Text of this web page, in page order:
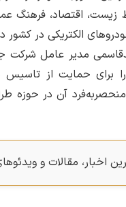
اقتصاد، فرهنگ
الکتریکی در کشور
مدیر عامل شرکت
را برای حمایت از
آن در حوزه‌
اخبار، مقالات و